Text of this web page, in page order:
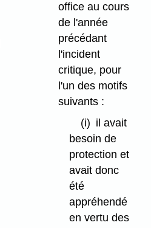
office au cours
de l'année
précédant
l'incident
critique, pour
l'un des motifs
suivants :
(i) il avait
besoin de
protection et
avait donc
été
appréhendé
en vertu des